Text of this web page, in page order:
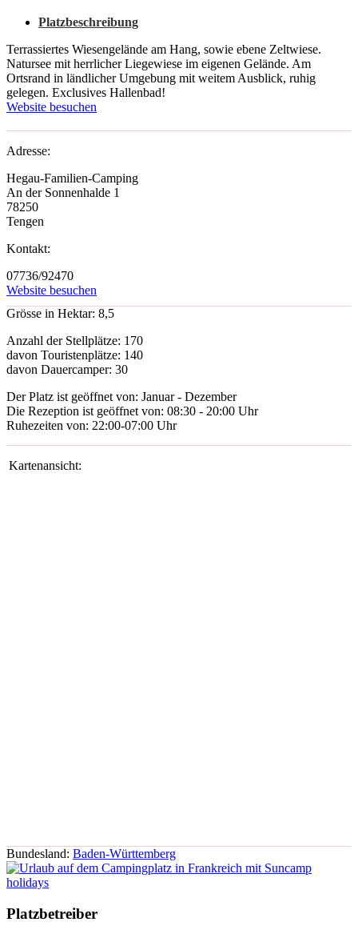
Platzbeschreibung
Terrassiertes Wiesengelände am Hang, sowie ebene Zeltwiese.
Natursee mit herrlicher Liegewiese im eigenen Gelände. Am
Ortsrand in ländlicher Umgebung mit weitem Ausblick, ruhig
gelegen. Exclusives Hallenbad!
Website besuchen
Adresse:
Hegau-Familien-Camping
An der Sonnenhalde 1
78250
Tengen
Kontakt:
07736/92470
Website besuchen
Grösse in Hektar: 8,5
Anzahl der Stellplätze: 170
davon Touristenplätze: 140
davon Dauercamper: 30
Der Platz ist geöffnet von: Januar - Dezember
Die Rezeption ist geöffnet von: 08:30 - 20:00 Uhr
Ruhezeiten von: 22:00-07:00 Uhr
Kartenansicht:
Bundesland: Baden-Württemberg
Platzbetreiber